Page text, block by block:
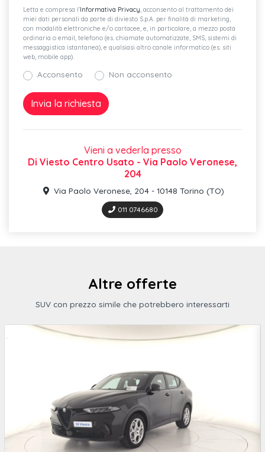
Audi smartphone interface
Denominazione modello senza indicazione della tecnologia
Cofano vano bagagli a sblocco automatico
Rivestimento dei sedili in tessuto script
Cruise control
Audi pre sense front
Sicura per bambini ad azionamento elettrico
Gruppi ottici posteriori a led
Letta e compresa l’Informativa Privacy, acconsento al trattamento dei
miei dati personali da parte di diviesto S.p.A. per finalità di marketing,
con modalità elettroniche e/o cartacee, e, in particolare, a mezzo posta
ordinaria o email, telefono (es. chiamate automatizzate, SMS, sistemi di
messaggistica istantanea), e qualsiasi altro canale informatico (es. siti
web, mobile app).
Acconsento Non acconsento
Vieni a vederla presso
Di Viesto Centro Usato - Via Paolo Veronese,
204
Via Paolo Veronese, 204 - 10148 Torino (TO)
011 0746680
Altre offerte
SUV con prezzo simile che potrebbero interessarti